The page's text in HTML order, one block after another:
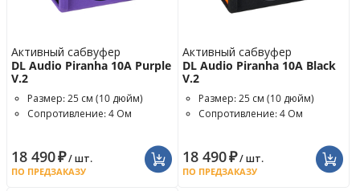
Активный сабвуфер
DL Audio Piranha 10A Purple
V.2
Размер: 25 см (10 дюйм)
Сопротивление: 4 Ом
18 490₽/ шт.
ПО ПРЕДЗАКАЗУ
Активный сабвуфер
DL Audio Piranha 10A Black
V.2
Размер: 25 см (10 дюйм)
Сопротивление: 4 Ом
18 490₽/ шт.
ПО ПРЕДЗАКАЗУ